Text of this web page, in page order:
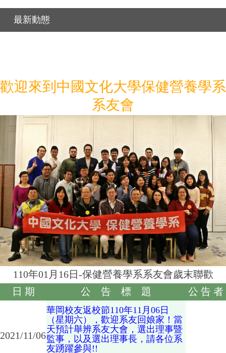
最新動態
歡迎來到中國文化大學保健營養學系
系友會
110年01月16日-保健營養學系系友會歲末聯歡
日 期
公 告 標 題 公 告 者
2021/11/06
華岡校友返校節110年11月06日
（星期六），歡迎系友回娘家！當
天預計舉辨系友大會，選出理事暨
監事，以及選出理事長，請各位系
友踴躍參與!!